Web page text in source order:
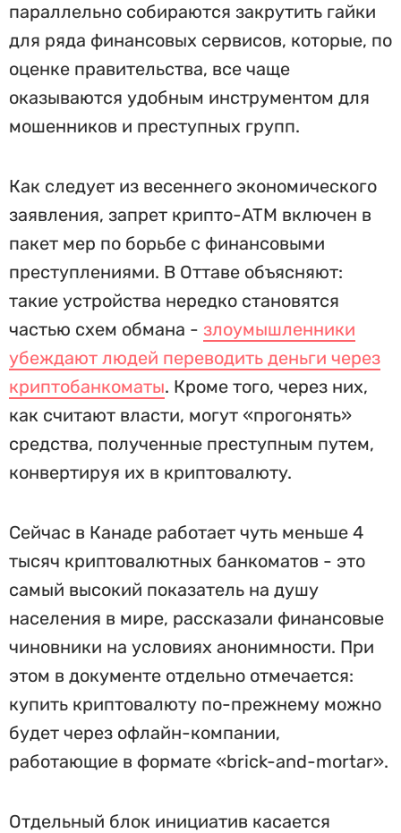
параллельно собираются закрутить гайки
для ряда финансовых сервисов, которые, по
оценке правительства, все чаще
оказываются удобным инструментом для
мошенников и преступных групп.
Как следует из весеннего экономического
заявления, запрет крипто-ATM включен в
пакет мер по борьбе с финансовыми
преступлениями. В Оттаве объясняют:
такие устройства нередко становятся
частью схем обмана - злоумышленники
убеждают людей переводить деньги через
криптобанкоматы. Кроме того, через них,
как считают власти, могут «прогонять»
средства, полученные преступным путем,
конвертируя их в криптовалюту.
Сейчас в Канаде работает чуть меньше 4
тысяч криптовалютных банкоматов - это
самый высокий показатель на душу
населения в мире, рассказали финансовые
чиновники на условиях анонимности. При
этом в документе отдельно отмечается:
купить криптовалюту по-прежнему можно
будет через офлайн-компании,
работающие в формате «brick-and-mortar».
Отдельный блок инициатив касается